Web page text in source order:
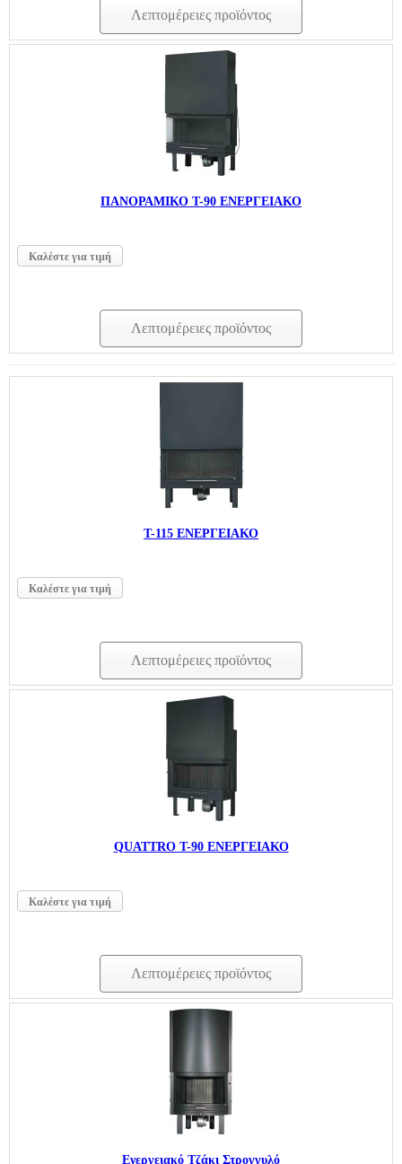
Λεπτομέρειες προϊόντος
ΠΑΝΟΡΑΜΙΚΟ T-90 ΕΝΕΡΓΕΙΑΚΟ
Καλέστε για τιμή
Λεπτομέρειες προϊόντος
T-115 ΕΝΕΡΓΕΙΑΚΟ
Καλέστε για τιμή
Λεπτομέρειες προϊόντος
QUATTRO T-90 ΕΝΕΡΓΕΙΑΚΟ
Καλέστε για τιμή
Λεπτομέρειες προϊόντος
Ενεργειακό Τζάκι Στρογγυλό